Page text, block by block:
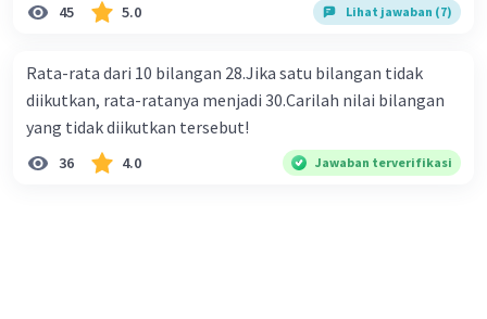
45 5.0 Lihat jawaban (7)
Rata-rata dari 10 bilangan 28.Jika satu bilangan tidak
diikutkan, rata-ratanya menjadi 30.Carilah nilai bilangan
yang tidak diikutkan tersebut!
36 4.0 Jawaban terverifikasi